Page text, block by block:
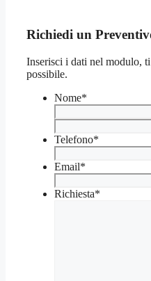
Richiedi un
Inserisci i dati nel modulo,
possibile.
Nome*
Telefono*
Email*
Richiesta*